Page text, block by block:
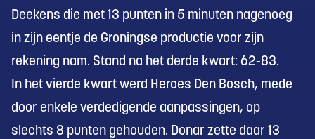
Deekens die met 13 punten in 5 minuten nagenoeg
in zijn eentje de Groningse productie voor zijn
rekening nam. Stand na het derde kwart: 62-83.
In het vierde kwart werd Heroes Den Bosch, mede
door enkele verdedigende aanpassingen, op
slechts 8 punten gehouden. Donar zette daar 13